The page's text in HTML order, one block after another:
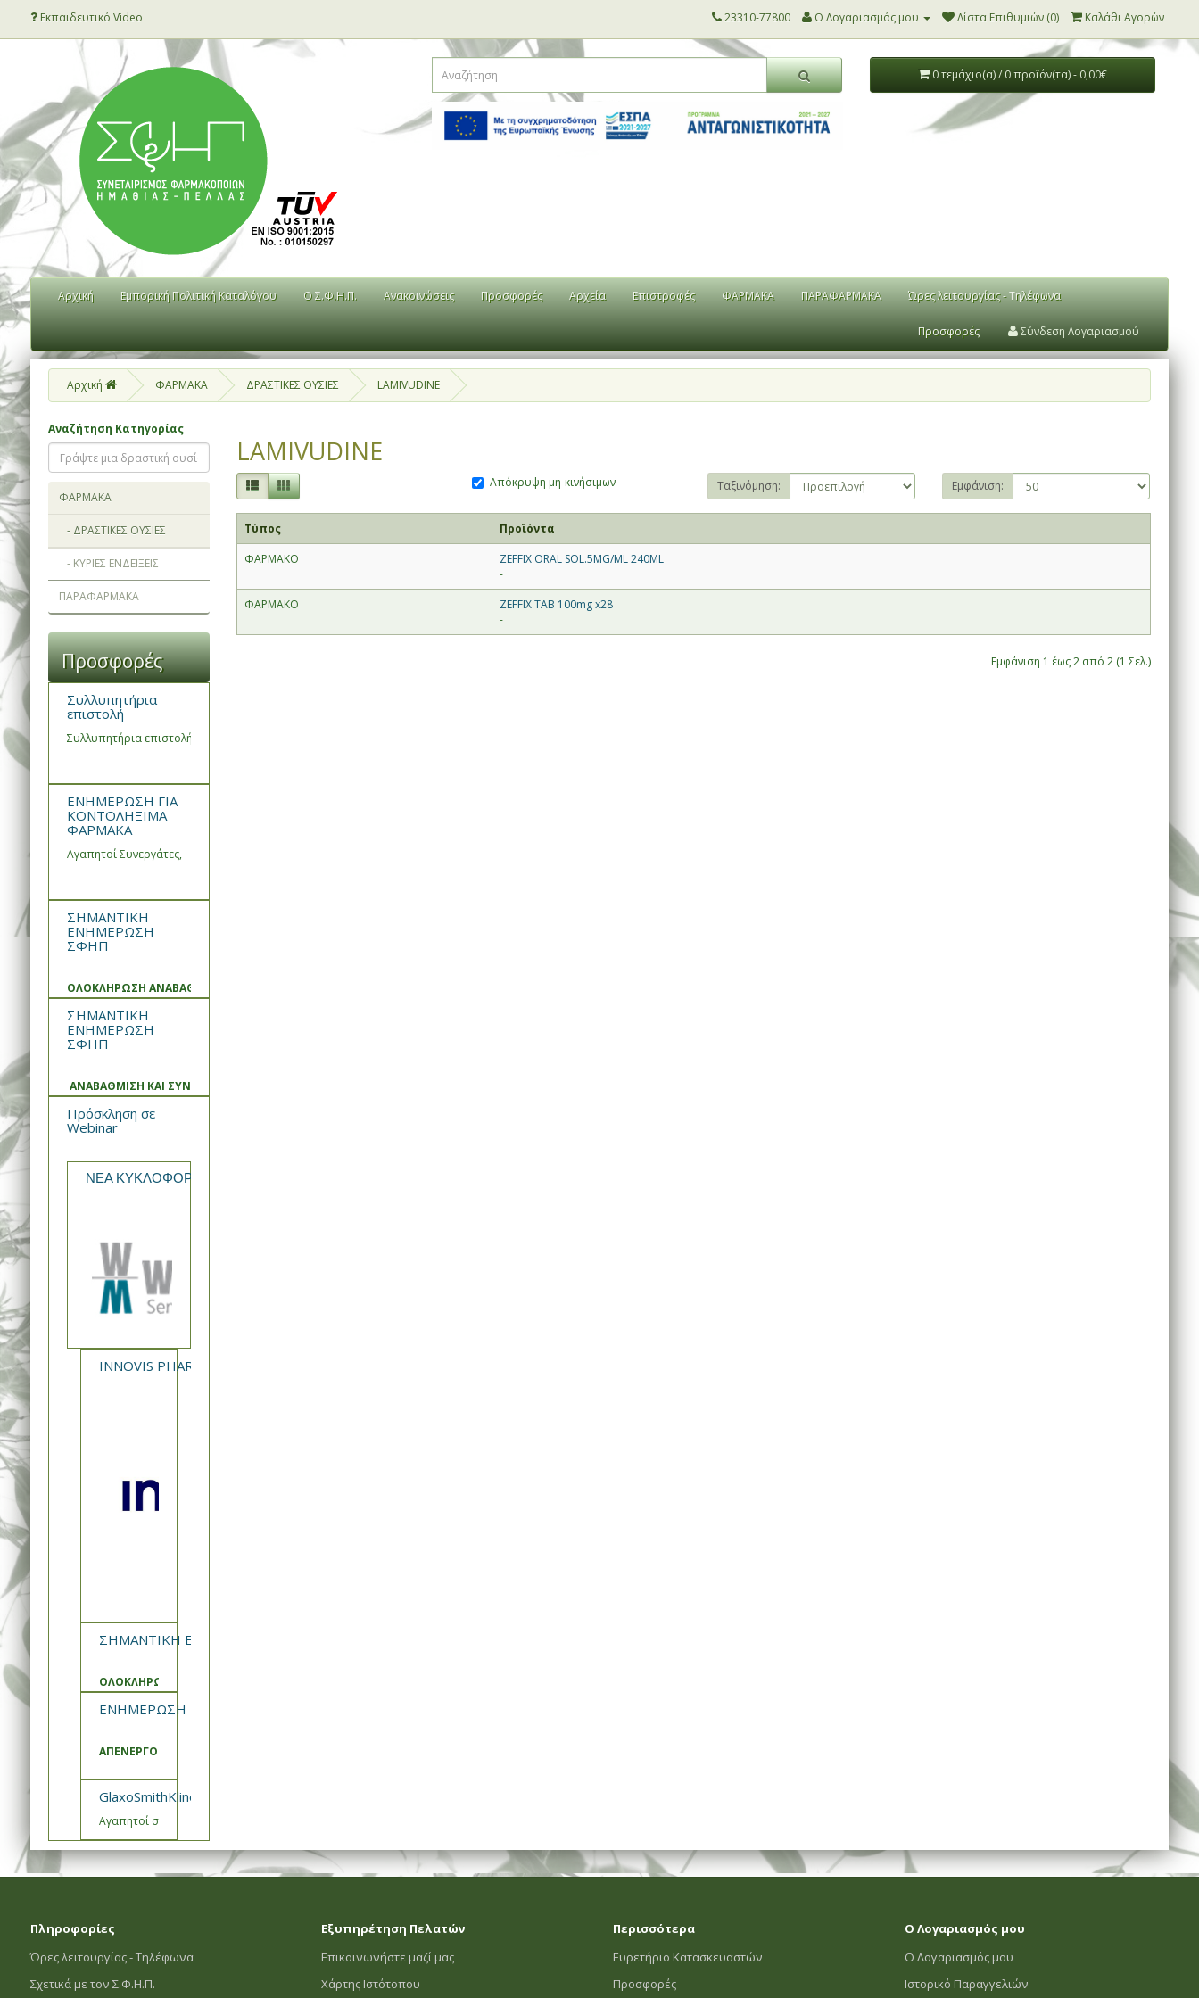
Εκπαιδευτικό Video 23310-77800 Ο Λογαριασμός μου Λίστα Επιθυμιών (0) Καλάθι Αγορών
0 τεμάχιο(α) / 0 προϊόν(τα) - 0,00€
Αρχική Εμπορική Πολιτική Καταλόγου Ο Σ.Φ.Η.Π. Ανακοινώσεις Προσφορές Αρχεία Επιστροφές ΦΑΡΜΑΚΑ ΠΑΡΑΦΑΡΜΑΚΑ Ώρες λειτουργίας - Τηλέφωνα
Προσφορές Σύνδεση Λογαριασμού
Αρχική ΦΑΡΜΑΚΑ ΔΡΑΣΤΙΚΕΣ ΟΥΣΙΕΣ LAMIVUDINE
Αναζήτηση Κατηγορίας
ΦΑΡΜΑΚΑ
- ΔΡΑΣΤΙΚΕΣ ΟΥΣΙΕΣ
- ΚΥΡΙΕΣ ΕΝΔΕΙΞΕΙΣ
ΠΑΡΑΦΑΡΜΑΚΑ
Προσφορές
Συλλυπητήρια
επιστολή
Συλλυπητήρια επιστολή του Συνεταιρισμού Φαρμακοποιών Ημαθίας και Πέλλας
ΕΝΗΜΕΡΩΣΗ ΓΙΑ
ΚΟΝΤΟΛΗΞΙΜΑ
ΦΑΡΜΑΚΑ
Αγαπητοί Συνεργάτες,
ΣΗΜΑΝΤΙΚΗ
ΕΝΗΜΕΡΩΣΗ
ΣΦΗΠ
ΟΛΟΚΛΗΡΩΣΗ ΑΝΑΒΑΘΜΙΣΗΣ ΚΑΙ ΣΥΝΤΗΡΗΣΗΣ ΣΥΣΤΗΜΑΤΟΣ
ΣΗΜΑΝΤΙΚΗ
ΕΝΗΜΕΡΩΣΗ
ΣΦΗΠ
ΑΝΑΒΑΘΜΙΣΗ ΚΑΙ ΣΥΝΤΗΡΗΣΗ ΣΥΣΤΗΜΑΤΟΣ
Πρόσκληση σε
Webinar
ΝΕΑ ΚΥΚΛΟΦΟΡΙΑ από την WIN MEDICA Rekomb®
INNOVIS PHARMA - NEA ΚΥΚΛΟΦΟΡΙΑ XAVERTIA
ΣΗΜΑΝΤΙΚΗ ΕΝΗΜΕΡΩΣΗ ΣΦΗΠ
ΟΛΟΚΛΗΡΩΣΗ ΑΝΑΒΑΘΜΙΣΗΣ ΚΑΙ ΣΥΝΤΗΡΗΣΗΣ ΣΥΣΤΗΜΑΤΟΣ
ΕΝΗΜΕΡΩΣΗ ΣΦΗΠ
ΑΠΕΝΕΡΓΟΠΟΙΗΣΗ ΚΑΛΑΘΙΑ ΠΡΟΣΦΟΡΩΝ
GlaxoSmithKline- Εμβόλιο Engerix Ενημέρωση
Αγαπητοί συνεργάτες,
LAMIVUDINE
Απόκρυψη μη-κινήσιμων Ταξινόμηση: Εμφάνιση:
Τύπος
Προϊόντα
ΦΑΡΜΑΚΟ
ZEFFIX ORAL SOL.5MG/ML 240ML
-
ΦΑΡΜΑΚΟ
ZEFFIX TAB 100mg x28
-
Εμφάνιση 1 έως 2 από 2 (1 Σελ.)
Πληροφορίες
Ώρες λειτουργίας - Τηλέφωνα
Σχετικά με τον Σ.Φ.Η.Π.
Εξυπηρέτηση Πελατών
Επικοινωνήστε μαζί μας
Χάρτης Ιστότοπου
Περισσότερα
Ευρετήριο Κατασκευαστών
Προσφορές
Ο Λογαριασμός μου
Ο Λογαριασμός μου
Ιστορικό Παραγγελιών